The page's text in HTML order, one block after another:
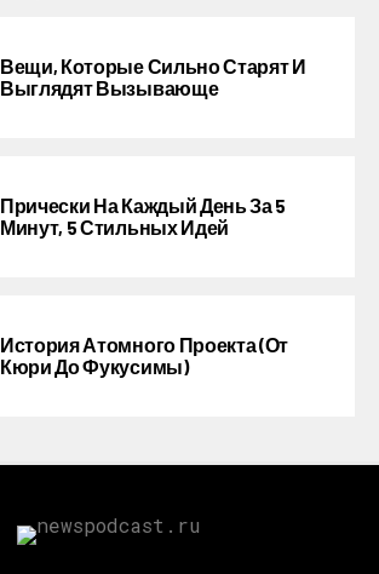
Вещи, Которые Сильно Старят И
Выглядят Вызывающе
Прически На Каждый День За 5
Минут, 5 Стильных Идей
История Атомного Проекта (от
Кюри До Фукусимы)